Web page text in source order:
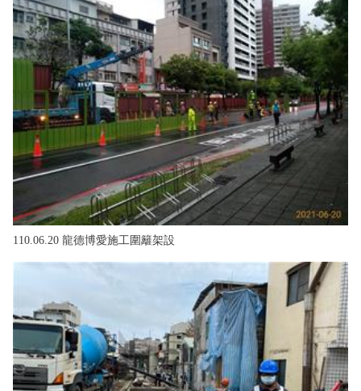
110.06.20 龍德博愛施工圍籬架設